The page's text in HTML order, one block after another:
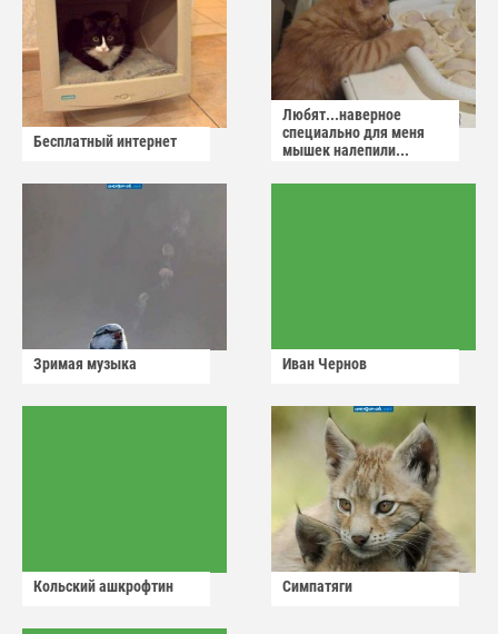
Бесплатный интернет
Любят...наверное
специально для меня
мышек налепили...
Зримая музыка Иван Чернов
Кольский ашкрофтин Симпатяги